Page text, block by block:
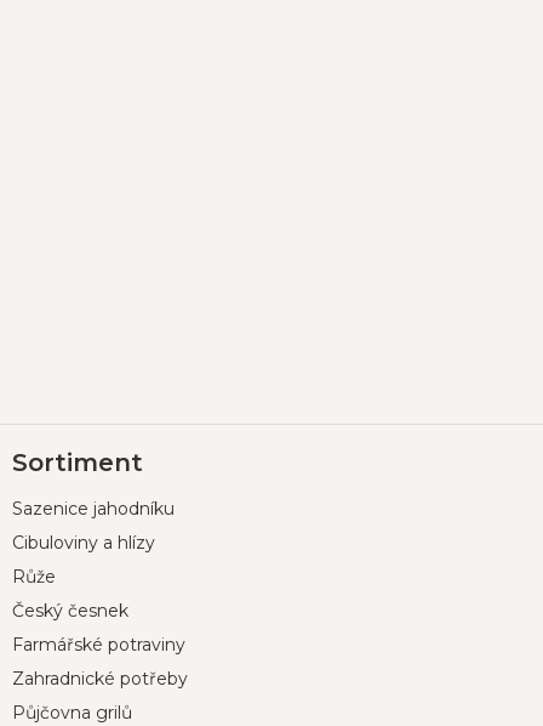
á
a
Sortiment
Sazenice jahodníku
Cibuloviny a hlízy
Růže
Český česnek
Farmářské potraviny
Zahradnické potřeby
Půjčovna grilů